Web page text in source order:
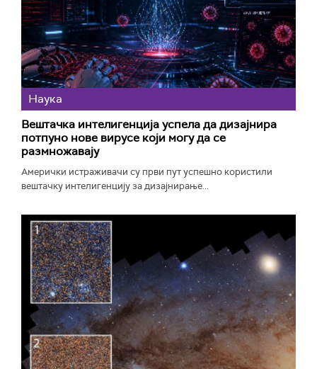
Наука
Вештачка интелигенција успела да дизајнира
потпуно нове вирусе који могу да се
размножавају
Амерички истраживачи су први пут успешно користили
вештачку интелигенцију за дизајнирање...